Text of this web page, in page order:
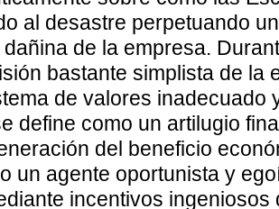
al desastre perpetuando
de la empresa.
bastante simplista de la
de valores inadecuado
define como un artilugio
del beneficio
un agente oportunista y
incentivos ingeniosos